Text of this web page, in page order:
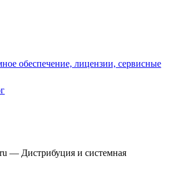
обеспечение, лицензии, сервисные
— Дистрибуция и системная